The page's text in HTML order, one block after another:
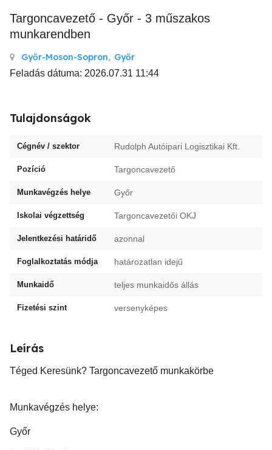
Targoncavezető - Győr - 3 műszakos
munkarendben
Győr-Moson-Sopron, Győr
Feladás dátuma: 2026.07.31 11:44
Tulajdonságok
Cégnév / szektor Rudolph Autóipari Logisztikai Kft.
Pozíció Targoncavezető
Munkavégzés helye Győr
Iskolai végzettség Targoncavezetői OKJ
Jelentkezési határidő azonnal
Foglalkoztatás módja határozatlan idejű
Munkaidő teljes munkaidős állás
Fizetési szint versenyképes
Leírás
Téged Keresünk? Targoncavezető munkakörbe
Munkavégzés helye:
Győr